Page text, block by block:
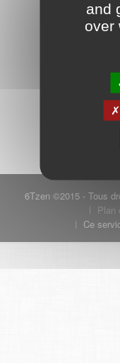
Mot de passe
6Tzen ©2015 - Tous
Plan
Ce
and
over